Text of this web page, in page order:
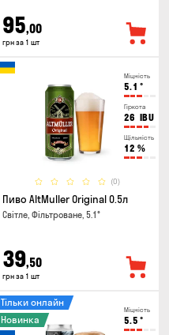
95,00
грн за 1 шт
Міцність
5.1 °
Гіркота
26 IBU
Щільність
12 %
(0)
Пиво AltMuller Original 0.5л
Світле, Фільтроване, 5.1°
39,50
грн за 1 шт
Міцність
5.5 °
Тільки онлайн
Новинка